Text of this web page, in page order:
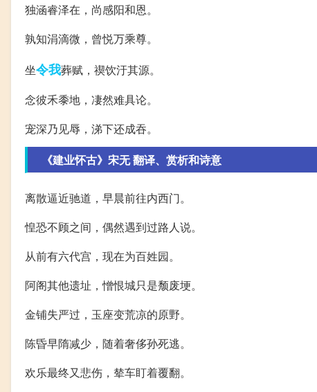
独涵睿泽在，尚感阳和恩。
孰知涓滴微，曾悦万乘尊。
坐令我葬赋，禊饮汙其源。
念彼禾黍地，凄然难具论。
宠深乃见辱，涕下还成吞。
《建业怀古》宋无 翻译、赏析和诗意
离散逼近驰道，早晨前往内西门。
惶恐不顾之间，偶然遇到过路人说。
从前有六代宫，现在为百姓园。
阿阁其他遗址，憎恨城只是颓废埂。
金铺失严过，玉座变荒凉的原野。
陈昏早隋减少，随着奢侈孙死逃。
欢乐最终又悲伤，辇车盯着覆翻。